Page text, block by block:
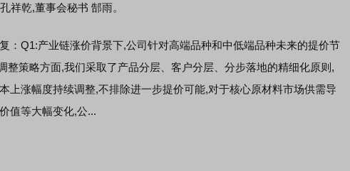
祥乾,董事会秘书 郜雨。
： Q1:产业链涨价背景下,公司针对高端品种和中低端品种未来的提价节
整策略方面,我们采取了产品分层、客户分层、分步落地的精细化原则,
上涨幅度持续调整,不排除进一步提价可能,对于核心原材料市场供需导
值等大幅变化,公...